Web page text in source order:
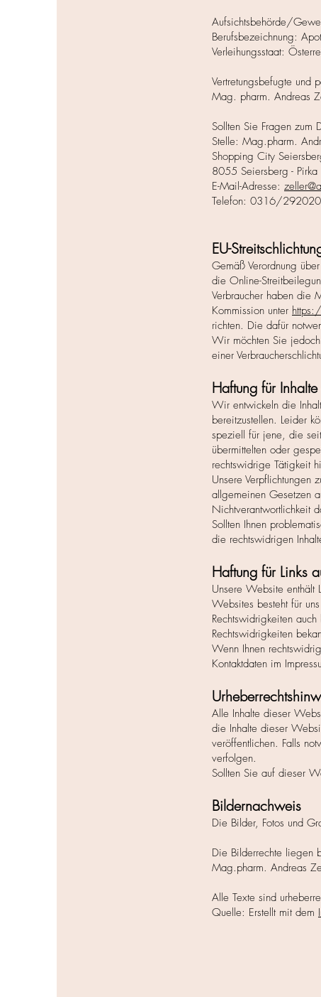
Aufsichtsbehörde/
Berufsbezeichnung:
Verleihungsstaat:
Vertretungsbefugte und
Mag. pharm. Andreas
Sollten Sie Fragen zum
Stelle: Mag.pharm.
Shopping City
8055 Seiersberg - Pirka
E-Mail-Adresse:
Telefon: 0316/292020
EU-
Gemäß Verordnung
die Online-
Verbraucher haben die
Kommission unter
richten. Die dafür
Wir möchten Sie
einer
Haftung für
Wir entwickeln die
bereitzustellen. Leider
speziell für jene, die
übermittelten oder
rechtswidrige Tätigkeit
Unsere Verpflichtungen
allgemeinen Gesetzen
Nichtverantwortlichkeit
Sollten Ihnen
die rechtswidrigen
Haftung für Links
Unsere Website enthält
Websites besteht für
Rechtswidrigkeiten
Rechtswidrigkeiten
Wenn Ihnen
Kontaktdaten im
Alle Inhalte dieser
die Inhalte dieser
veröffentlichen. Falls
verfolgen.
Sollten Sie auf dieser
Bildernachweis
Die Bilder, Fotos und
Die Bilderrechte liegen
Mag.pharm. Andreas
Alle Texte sind
Quelle: Erstellt mit dem